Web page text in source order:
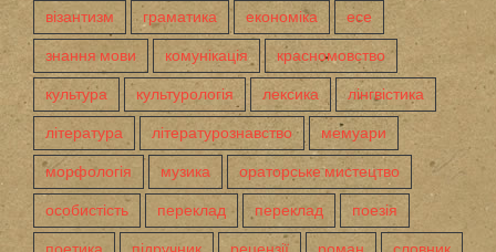
візантизм граматика економіка есе
знання мови комунікація красномовство
культура культурологія лексика лінгвістика
література літературознавство мемуари
морфологія музика ораторське мистецтво
особистість переклад переклад поезія